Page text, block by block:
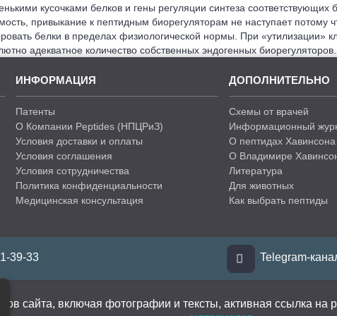
кусочками белков и гены регуляции синтеза соответствующих
привыкание к пептидным биорегуляторам не наступает потому
белки в пределах физиологической нормы. При «утилизации»
адекватное количество собственных эндогенных биорегуляторов.
ИНФОРМАЦИЯ
Патенты
О Компании Peptides (НПЦРиЗ)
Условия доставки и оплаты
Условия соглашения
Условия сотрудничества
Политика конфиденциальности
Медицинская консультация
ДОПОЛНИТЕЛЬНО
Схемы от врачей
Информационный
О пептидах Хавинсона
О Владимире
Литература
Для животных
Как выбрать пептиды
39-33 Telegram-
сайта, включая фотографии и тексты, активная ссылка